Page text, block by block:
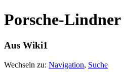
Porsche-
Aus Wiki1
Wechseln zu: Navigation, Suche